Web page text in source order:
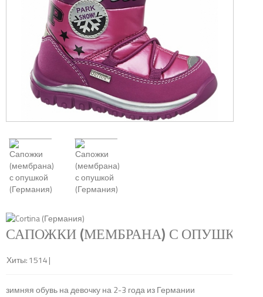
САПОЖКИ (МЕМБРАНА) С ОПУШКОЙ
Хиты:1514|
зимняя обувь на девочку на 2-3 года из Германии